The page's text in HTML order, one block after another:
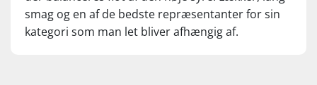
smag og en af de bedste repræsentanter for sin
kategori som man let bliver afhængig af.